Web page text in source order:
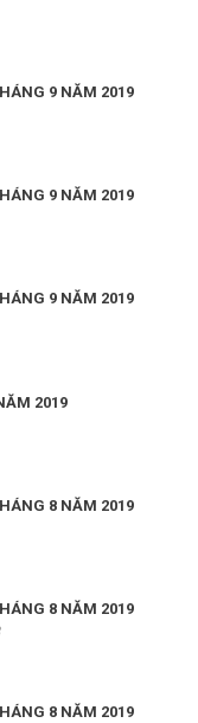
9 NĂM 2019
9 NĂM 2019
9 NĂM 2019
2019
8 NĂM 2019
8 NĂM 2019
8 NĂM 2019